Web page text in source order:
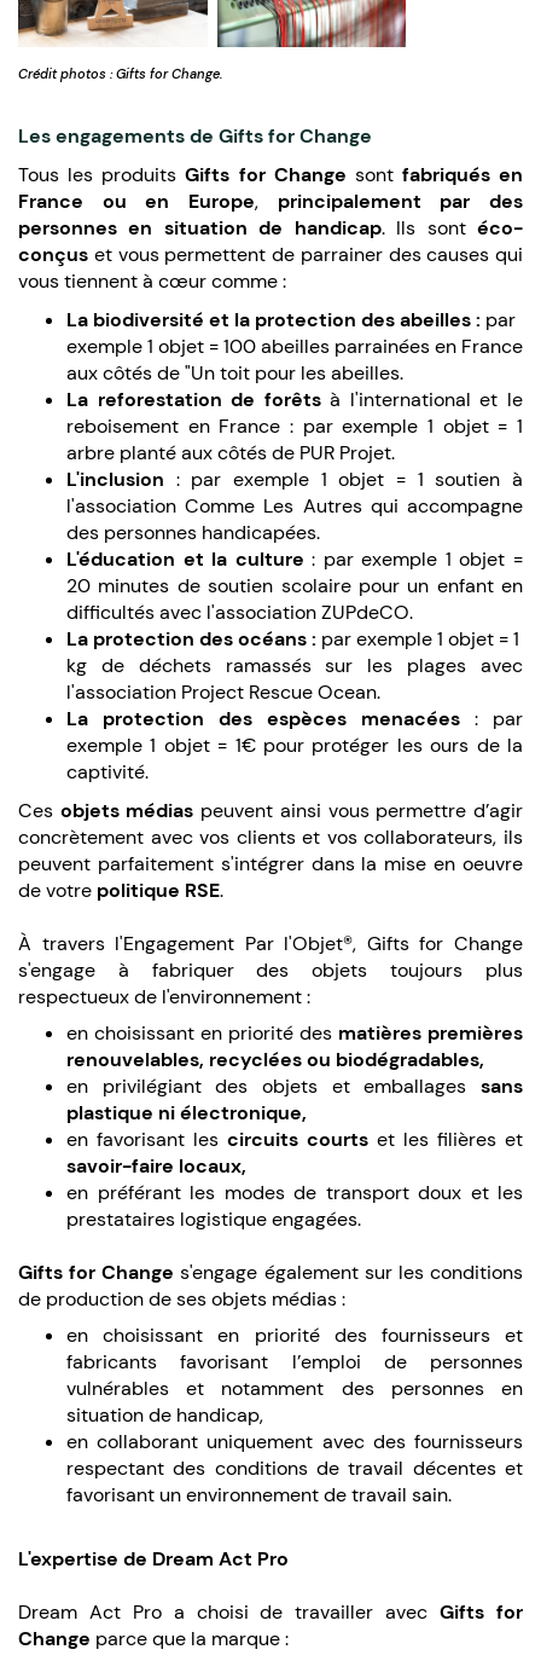
Crédit photos : Gifts for Change.
Les engagements de Gifts for Change
Tous les produitsGifts for Change sont fabriqués en
France ou en Europe, principalement par des
personnes en situation de handicap. Ils sontéco-
conçus et vous permettent de parrainer des causes qui
vous tiennent à cœur comme :
La biodiversité et la protection des abeilles : par
exemple 1 objet = 100 abeilles parrainées en France
aux côtés de "Un toit pour les abeilles.
La reforestation de forêtsà l'international et le
reboisement en France : par exemple 1 objet = 1
arbre planté aux côtés de PUR Projet.
L'inclusion : par exemple 1 objet = 1 soutien à
l'association Comme Les Autres qui accompagne
des personnes handicapées.
L'éducation et la culture : par exemple 1 objet =
20 minutes de soutien scolaire pour un enfant en
difficultés avec l'association ZUPdeCO.
La protection des océans : par exemple 1 objet = 1
kg de déchets ramassés sur les plages avec
l'association Project Rescue Ocean.
La protection des espèces menacées : par
exemple 1 objet = 1€ pour protéger les ours de la
captivité.
Ces objets médias peuvent ainsi vous permettre d’agir
concrètement avec vos clients et vos collaborateurs, ils
peuvent parfaitement s'intégrer dans la mise en oeuvre
de votre politique RSE.
À travers l'Engagement Par l'Objet®, Gifts for Change
s'engage à fabriquer des objets toujours plus
respectueux de l'environnement :
en choisissant en priorité des matières premières
renouvelables, recyclées ou biodégradables,
en privilégiant des objets et emballages sans
plastique ni électronique,
en favorisant les circuits courts et les filières et
savoir-faire locaux,
en préférant les modes de transport doux et les
prestataires logistique engagées.
Gifts for Change s'engage également sur les conditions
de production de ses objets médias :
en choisissant en priorité des fournisseurs et
fabricants favorisant l’emploi de personnes
vulnérables et notamment des personnes en
situation de handicap,
en collaborant uniquement avec des fournisseurs
respectant des conditions de travail décentes et
favorisant un environnement de travail sain.
L'expertise de Dream Act Pro
Dream Act Pro a choisi de travailler avecGifts for
Change parce que la marque :